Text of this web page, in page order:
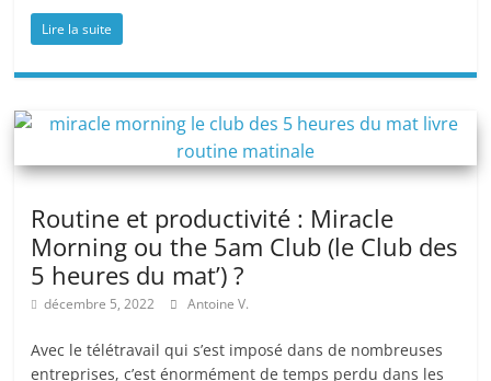
Lire la suite
Routine et productivité : Miracle
Morning ou the 5am Club (le Club des
5 heures du mat’) ?
décembre 5, 2022 Antoine V.
Avec le télétravail qui s’est imposé dans de nombreuses
entreprises, c’est énormément de temps perdu dans les